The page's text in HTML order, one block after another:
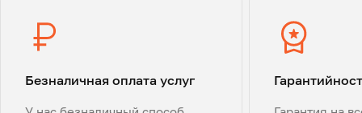
Безналичная оплата услуг